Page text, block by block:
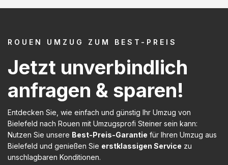
ROUEN UMZUG ZUM BEST-PREIS
Jetzt unverbindlich
anfragen & sparen!
Entdecken Sie, wie einfach und günstig Ihr Umzug von
Bielefeld nach Rouen mit Umzugsprofi Steiner sein kann:
Nutzen Sie unsere Best-Preis-Garantie für Ihren Umzug aus
Bielefeld und genießen Sie erstklassigen Service zu
unschlagbaren Konditionen.